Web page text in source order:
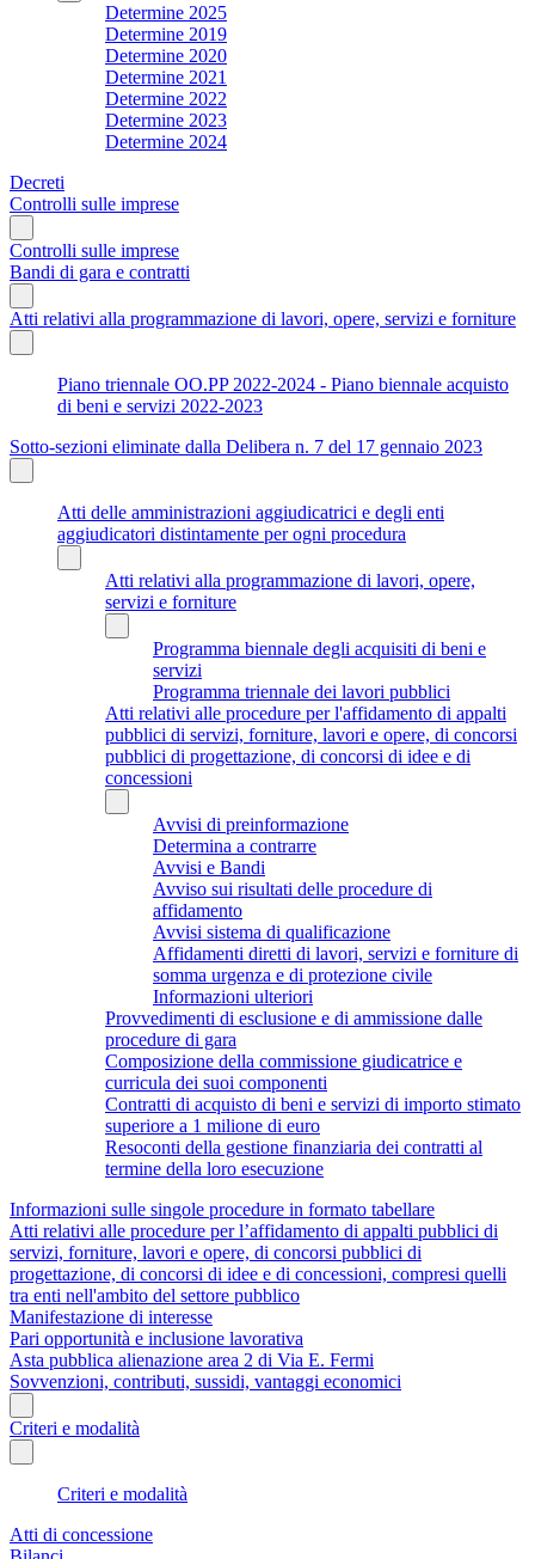
Determine 2025
Determine 2019
Determine 2020
Determine 2021
Determine 2022
Determine 2023
Determine 2024
Decreti
Controlli sulle imprese
Controlli sulle imprese
Bandi di gara e contratti
Atti relativi alla programmazione di lavori, opere, servizi e forniture
Piano triennale OO.PP 2022-2024 - Piano biennale acquisto
di beni e servizi 2022-2023
Sotto-sezioni eliminate dalla Delibera n. 7 del 17 gennaio 2023
Atti delle amministrazioni aggiudicatrici e degli enti
aggiudicatori distintamente per ogni procedura
Atti relativi alla programmazione di lavori, opere,
servizi e forniture
Programma biennale degli acquisiti di beni e
servizi
Programma triennale dei lavori pubblici
Atti relativi alle procedure per l'affidamento di appalti
pubblici di servizi, forniture, lavori e opere, di concorsi
pubblici di progettazione, di concorsi di idee e di
concessioni
Avvisi di preinformazione
Determina a contrarre
Avvisi e Bandi
Avviso sui risultati delle procedure di
affidamento
Avvisi sistema di qualificazione
Affidamenti diretti di lavori, servizi e forniture di
somma urgenza e di protezione civile
Informazioni ulteriori
Provvedimenti di esclusione e di ammissione dalle
procedure di gara
Composizione della commissione giudicatrice e
curricula dei suoi componenti
Contratti di acquisto di beni e servizi di importo stimato
superiore a 1 milione di euro
Resoconti della gestione finanziaria dei contratti al
termine della loro esecuzione
Informazioni sulle singole procedure in formato tabellare
Atti relativi alle procedure per l’affidamento di appalti pubblici di
servizi, forniture, lavori e opere, di concorsi pubblici di
progettazione, di concorsi di idee e di concessioni, compresi quelli
tra enti nell'ambito del settore pubblico
Manifestazione di interesse
Pari opportunità e inclusione lavorativa
Asta pubblica alienazione area 2 di Via E. Fermi
Sovvenzioni, contributi, sussidi, vantaggi economici
Criteri e modalità
Criteri e modalità
Atti di concessione